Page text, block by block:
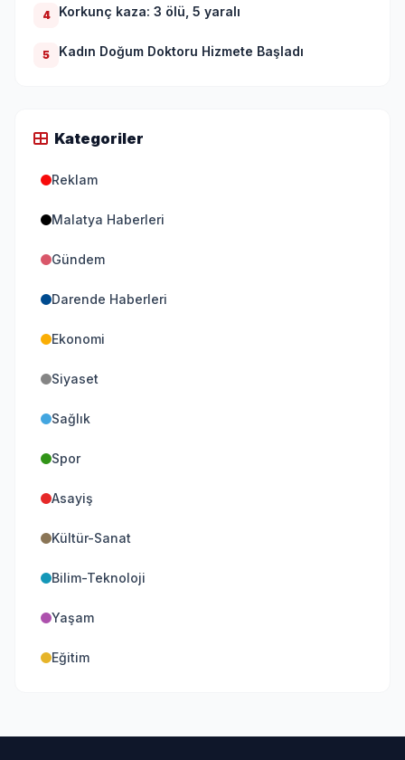
4 Korkunç kaza: 3 ölü, 5 yaralı
5 Kadın Doğum Doktoru Hizmete Başladı
Kategoriler
Reklam
Malatya Haberleri
Gündem
Darende Haberleri
Ekonomi
Siyaset
Sağlık
Spor
Asayiş
Kültür-Sanat
Bilim-Teknoloji
Yaşam
Eğitim